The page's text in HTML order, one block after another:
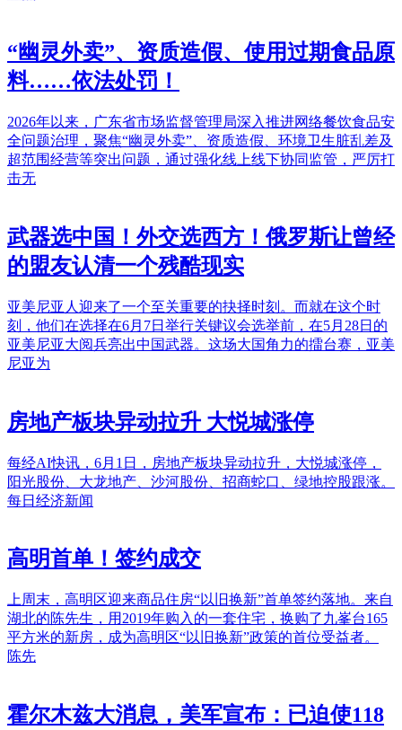
“幽灵外卖”、资质造假、使用过期食品原
料……依法处罚！
2026年以来，广东省市场监督管理局深入推进网络餐饮食品安
全问题治理，聚焦“幽灵外卖”、资质造假、环境卫生脏乱差及
超范围经营等突出问题，通过强化线上线下协同监管，严厉打
击无
武器选中国！外交选西方！俄罗斯让曾经
的盟友认清一个残酷现实
亚美尼亚人迎来了一个至关重要的抉择时刻。而就在这个时
刻，他们在选择在6月7日举行关键议会选举前，在5月28日的
亚美尼亚大阅兵亮出中国武器。这场大国角力的擂台赛，亚美
尼亚为
房地产板块异动拉升 大悦城涨停
每经AI快讯，6月1日，房地产板块异动拉升，大悦城涨停，
阳光股份、大龙地产、沙河股份、招商蛇口、绿地控股跟涨。
每日经济新闻
高明首单！签约成交
上周末，高明区迎来商品住房“以旧换新”首单签约落地。来自
湖北的陈先生，用2019年购入的一套住宅，换购了九峯台165
平方米的新房，成为高明区“以旧换新”政策的首位受益者。
陈先
霍尔木兹大消息，美军宣布：已迫使118